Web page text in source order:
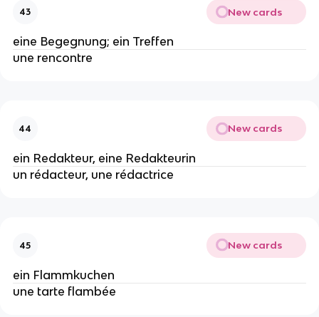
43 New cards
eine Begegnung; ein Treffen
une rencontre
44 New cards
ein Redakteur, eine Redakteurin
un rédacteur, une rédactrice
45 New cards
ein Flammkuchen
une tarte flambée